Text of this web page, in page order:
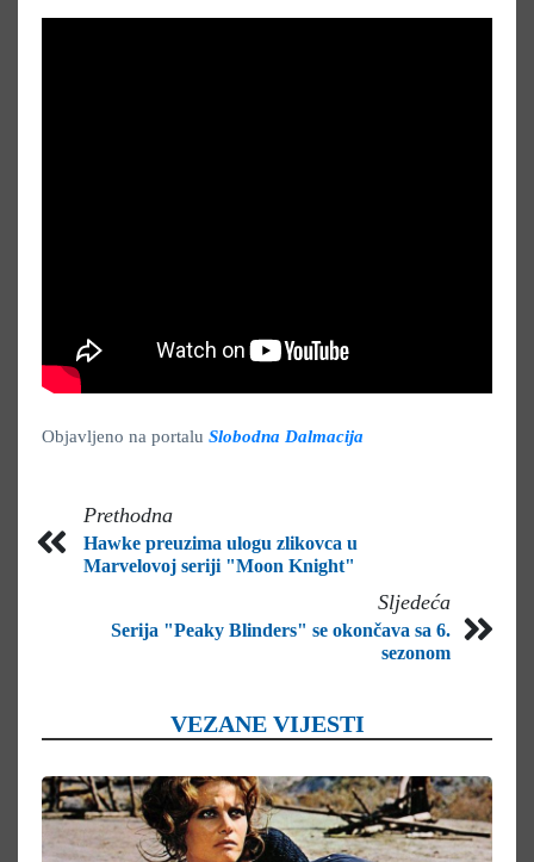
Objavljeno na portalu Slobodna Dalmacija
Prethodna
Hawke preuzima ulogu zlikovca u
Marvelovoj seriji "Moon Knight"
Sljedeća
Serija "Peaky Blinders" se okončava sa 6.
sezonom
VEZANE VIJESTI